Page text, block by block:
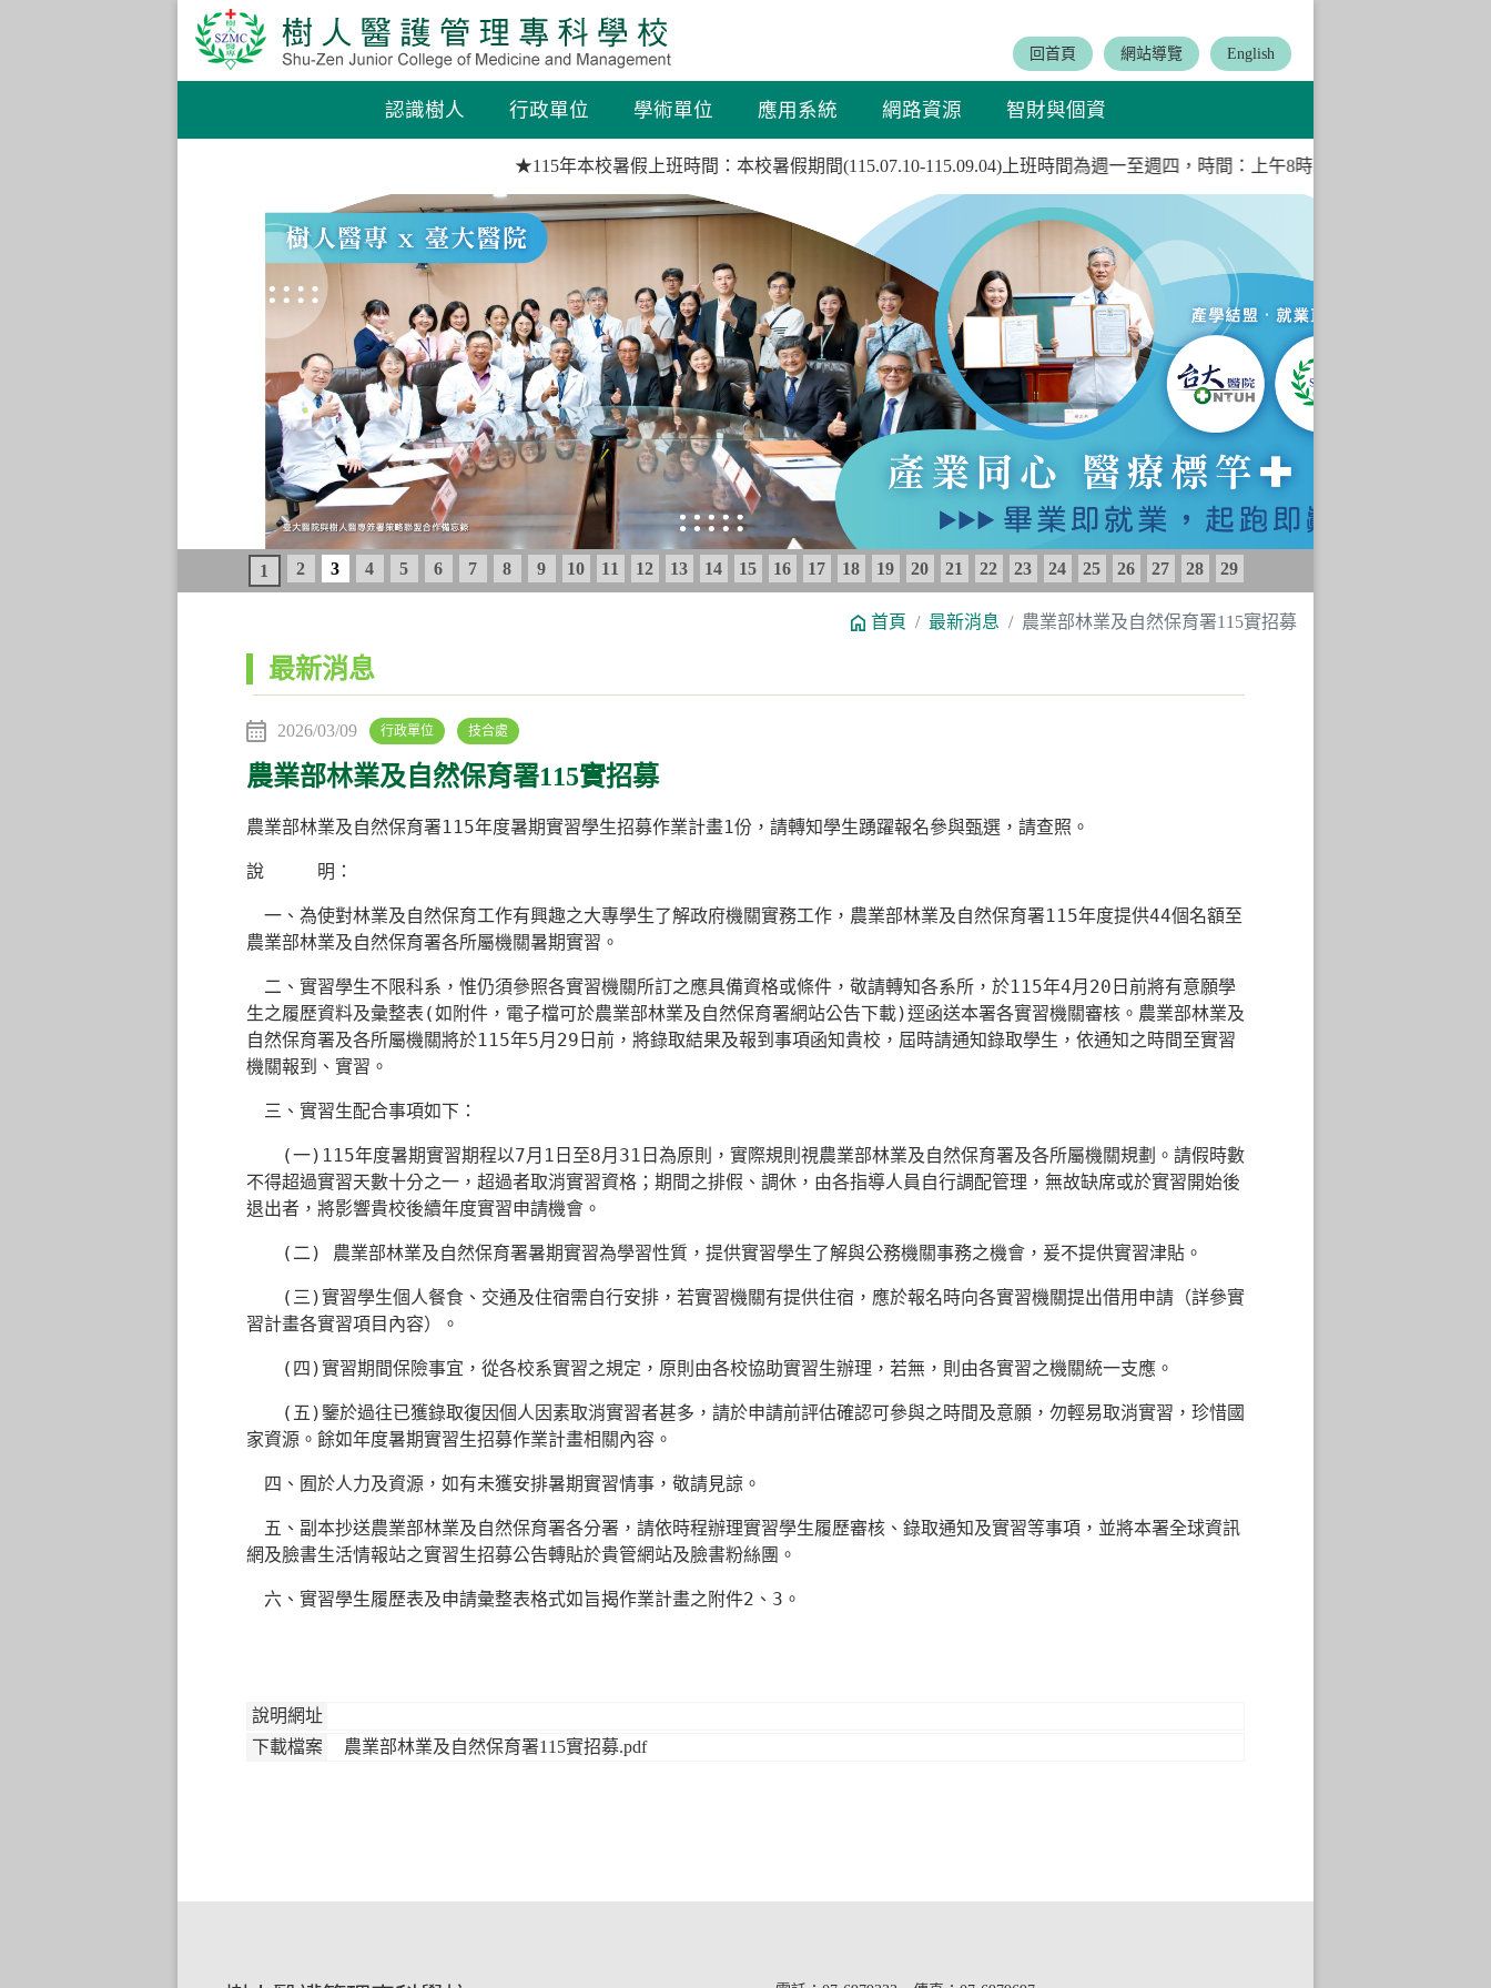
回首頁 網站導覽 English
認識樹人 行政單位 學術單位 應用系統 網路資源 智財與個資
★115年本校暑假上班時間：本校暑假期間(115.07.10-115.09.04)上班時間為週一至週四，時間：上午8時30分至下午4時，欲辦理
Previous Next
1 2 3 4 5 6 7 8 9 10 11 12 13 14 15 16 17 18 19 20 21 22 23 24 25 26 27 28 29
首頁 最新消息 農業部林業及自然保育署115實招募
最新消息
2026/03/09 行政單位 技合處
農業部林業及自然保育署115實招募
農業部林業及自然保育署115年度暑期實習學生招募作業計畫1份，請轉知學生踴躍報名參與甄選，請查照。
說 明：
一、為使對林業及自然保育工作有興趣之大專學生了解政府機關實務工作，農業部林業及自然保育署115年度提供44個名額至
農業部林業及自然保育署各所屬機關暑期實習。
二、實習學生不限科系，惟仍須參照各實習機關所訂之應具備資格或條件，敬請轉知各系所，於115年4月 20 日前將有意願學
生之履歷資料及彙整表 (如附件，電子檔可於農業部林業及自然保育署網站公告下載)逕函送本署各實習機關審核。農業部林業及
自然保育署及各所屬機關將於115年5月 29 日前，將錄取結果及報到事項函知貴校，屆時請通知錄取學生，依通知之時間至實習
機關報到、實習。
三、實習生配合事項如下：
(一)115年度暑期實習期程以7月 1 日至8月 31 日為原則，實際規則視農業部林業及自然保育署及各所屬機關規劃。請假時數
不得超過實習天數十分之一，超過者取消實習資格；期間之排假、調休，由各指導人員自行調配管理，無故缺席或於實習開始後
退出者，將影響貴校後續年度實習申請機會。
( 二) 農業部林業及自然保育署暑期實習為學習性質，提供實習學生了解與公務機關事務之機會，爰不提供實習津貼。
( 三 )實習學生個人餐食、交通及住宿需自行安排，若實習機關有提供住宿，應於報名時向各實習機關提出借用申請（詳參實
習計畫各實習項目內容）。
( 四 )實習期間保險事宜，從各校系實習之規定，原則由各校協助實習生辦理，若無，則由各實習之機關統一支應。
( 五 )鑒於過往已獲錄取復因個人因素取消實習者甚多，請於申請前評估確認可參與之時間及意願，勿輕易取消實習，珍惜國
家資源。餘如年度暑期實習生招募作業計畫相關內容。
四、囿於人力及資源，如有未獲安排暑期實習情事，敬請見諒。
五、副本抄送農業部林業及自然保育署各分署，請依時程辦理實習學生履歷審核、錄取通知及實習等事項，並將本署全球資訊
網及臉書生活情報站之實習生招募公告轉貼於貴管網站及臉書粉絲團。
六、實習學生履歷表及申請彙整表格式如旨揭作業計畫之附件2 、 3 。
說明網址
下載檔案
農業部林業及自然保育署115實招募.pdf